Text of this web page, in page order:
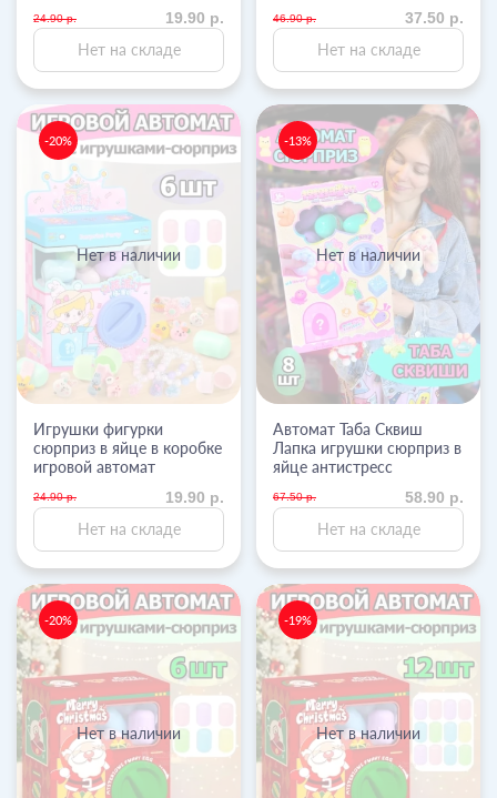
24.90 р. 19.90 р.
Нет на складе
46.90 р. 37.50 р.
Нет на складе
Нет в наличии
-20%
Игрушки фигурки
сюрприз в яйце в коробке
игровой автомат
24.90 р. 19.90 р.
Нет на складе
Нет в наличии
-13%
Автомат Таба Сквиш
Лапка игрушки сюрприз в
яйце антистресс
67.50 р. 58.90 р.
Нет на складе
Нет в наличии
-20%
Нет в наличии
-19%